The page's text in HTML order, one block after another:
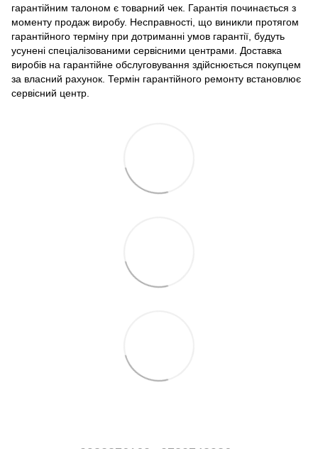
гарантійним талоном є товарний чек. Гарантія починається з
моменту продаж виробу. Несправності, що виникли протягом
гарантійного терміну при дотриманні умов гарантії, будуть
усунені спеціалізованими сервісними центрами. Доставка
виробів на гарантійне обслуговування здійснюється покупцем
за власний рахунок. Термін гарантійного ремонту встановлює
сервісний центр.